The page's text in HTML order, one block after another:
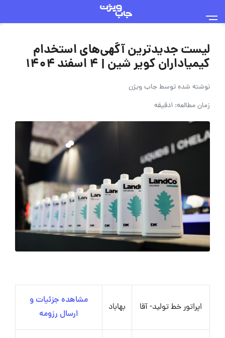
لیست جدیدترین آگهی‌های استخدام
کیمیاداران کویر شین | ۴ اسفند ۱۴۰۴
نوشته شده توسطجاب ویژن
زمان مطالعه: 1دقیقه
اپراتور خط تولید- آقا بهاباد
مشاهده جزئیات و
ارسال رزومه